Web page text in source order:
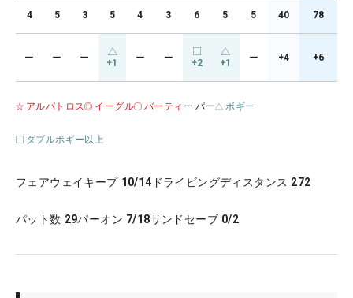
4 5 3 5 4 3 6 5 5 40 78
ー ー ー +1 ー ー +2 +1 ー +4 +6
アルバトロス イーグル バーティ ー パー ボギー
ダブルボギー以上
フェアウェイキープ 10/14 ドライビングディスタンス 272
パット数 29パーオン 7/18サンドセーブ 0/2